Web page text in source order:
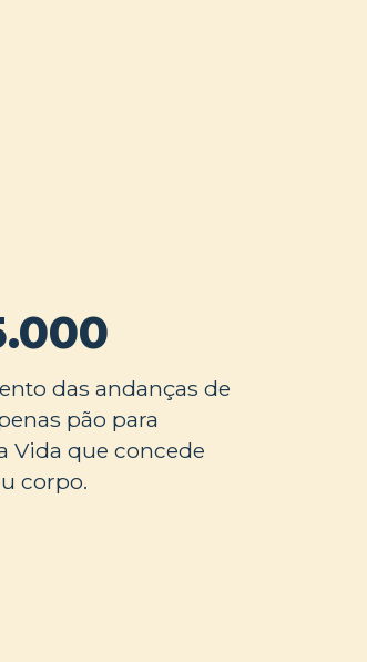
das andanças de
pão para
Vida que concede
corpo.